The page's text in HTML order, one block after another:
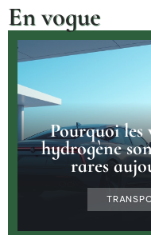
En vogue
Pourquoi les
hydrogène
rares